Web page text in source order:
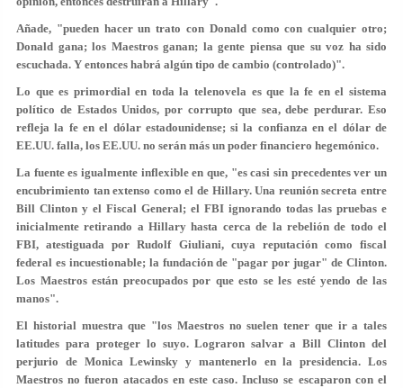
Añade, "pueden hacer un trato con Donald como con cualquier otro;
Donald gana; los Maestros ganan; la gente piensa que su voz ha sido
escuchada. Y entonces habrá algún tipo de cambio (controlado)".
Lo que es primordial en toda la telenovela es que la fe en el sistema
político de Estados Unidos, por corrupto que sea, debe perdurar. Eso
refleja la fe en el dólar estadounidense; si la confianza en el dólar de
EE.UU. falla, los EE.UU. no serán más un poder financiero hegemónico.
La fuente es igualmente inflexible en que, "es casi sin precedentes ver un
encubrimiento tan extenso como el de Hillary. Una reunión secreta entre
Bill Clinton y el Fiscal General; el FBI ignorando todas las pruebas e
inicialmente retirando a Hillary hasta cerca de la rebelión de todo el
FBI, atestiguada por Rudolf Giuliani, cuya reputación como fiscal
federal es incuestionable; la fundación de "pagar por jugar" de Clinton.
Los Maestros están preocupados por que esto se les esté yendo de las
manos".
El historial muestra que "los Maestros no suelen tener que ir a tales
latitudes para proteger lo suyo. Lograron salvar a Bill Clinton del
perjurio de Monica Lewinsky y mantenerlo en la presidencia. Los
Maestros no fueron atacados en este caso. Incluso se escaparon con el